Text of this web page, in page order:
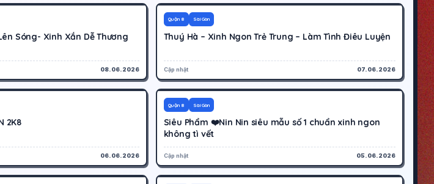
Sóng- Xinh Xắn Dễ Thương
08.06.2026
500K
Quận 8 Sài Gòn
Thuý Hà – Xinh Ngon Trẻ Trung – Làm Tình Điêu Luyện
Cập nhật 07.06.2026
2K8
06.06.2026
1000K
Quận 8 Sài Gòn
Siêu Phẩm ❤️Nin Nin siêu mẫu số 1 chuẩn xinh ngon
không tì vết
Cập nhật 05.06.2026